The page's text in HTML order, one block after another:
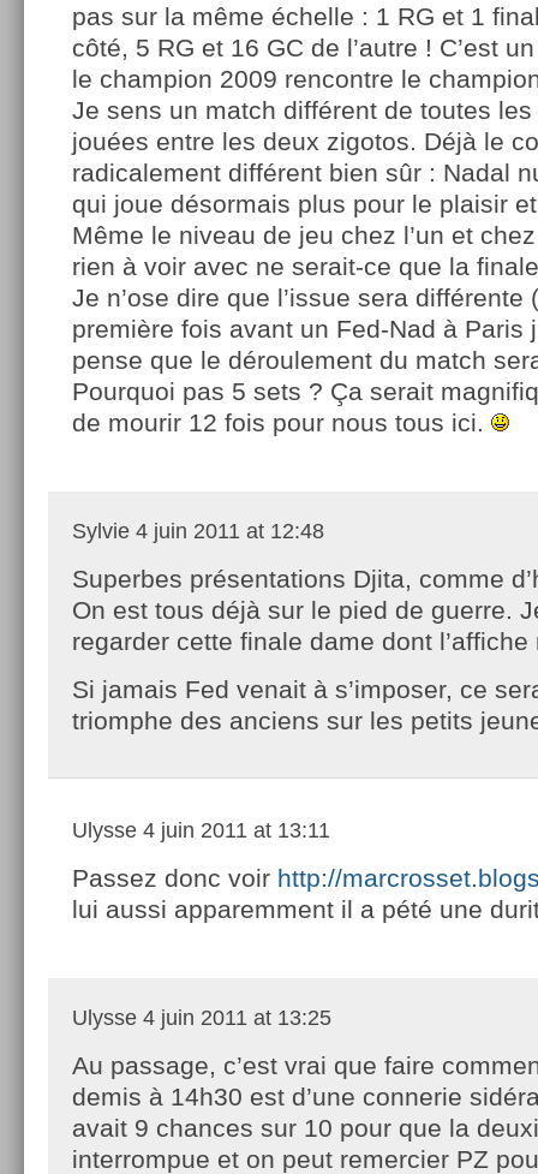
pas sur la même échelle : 1 RG et 1
côté, 5 RG et 16 GC de l’autre ! C’est
le champion 2009 rencontre le
Je sens un match différent de toutes
jouées entre les deux zigotos. Déjà le
radicalement différent bien sûr : Nadal
qui joue désormais plus pour le plaisir
Même le niveau de jeu chez l’un et chez
rien à voir avec ne serait-ce que la
Je n’ose dire que l’issue sera différente
première fois avant un Fed-Nad à Paris
pense que le déroulement du match
Pourquoi pas 5 sets ? Ça serait
de mourir 12 fois pour nous tous ici.
Sylvie 4 juin 2011 at 12:48
Superbes présentations Djita, comme
On est tous déjà sur le pied de guerre.
regarder cette finale dame dont
Si jamais Fed venait à s’imposer, ce
triomphe des anciens sur les petits
Ulysse 4 juin 2011 at 13:11
Passez donc voir http://
lui aussi apparemment il a pété une
Ulysse 4 juin 2011 at 13:25
Au passage, c’est vrai que faire
demis à 14h30 est d’une connerie
avait 9 chances sur 10 pour que la
interrompue et on peut remercier PZ